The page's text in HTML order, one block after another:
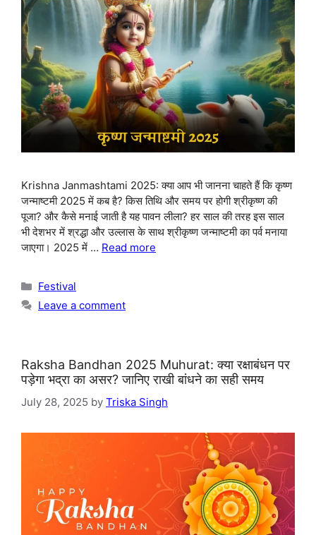
Krishna Janmashtami 2025: क्या आप भी जानना चाहते हैं कि कृष्ण
जन्माष्टमी 2025 में कब है? किस तिथि और समय पर होगी श्रीकृष्ण की
पूजा? और कैसे मनाई जाती है यह पावन लीला? हर साल की तरह इस साल
भी देशभर में श्रद्धा और उल्लास के साथ श्रीकृष्ण जन्माष्टमी का पर्व मनाया
जाएगा। 2025 में … Read more
Categories
Festival
Leave a comment
Raksha Bandhan 2025 Muhurat: क्या रक्षाबंधन पर
पड़ेगा भद्रा का असर? जानिए राखी बांधने का सही समय
July 28, 2025 by Triska Singh